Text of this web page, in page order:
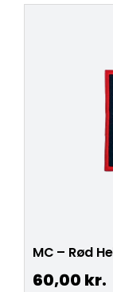
MC – Rød
60,00 kr.